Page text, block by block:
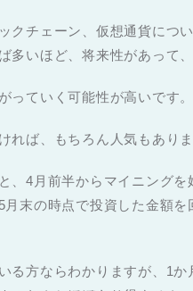
クチェーン、仮想通貨につ
多いほど、将来性があって、
っていく可能性が高いです。
れば、もちろん人気もありま
、4月前半からマイニングを
月末の時点で投資した金額を
る方ならわかりますが、1か